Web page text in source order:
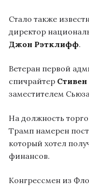
Стало также
директор
Джон Рэтклифф.
Ветеран первой
спичрайтер
заместителем
На должность
Трамп намерен
который хотел
финансов.
Конгрессмен из